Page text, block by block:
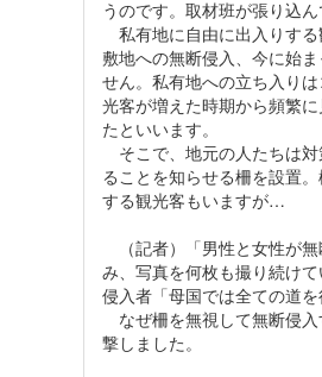
うのです。取材班が張り込
私有地に自由に出入りす
敷地への無断侵入、今に始
せん。私有地への立ち入り
光客が増えた時期から頻繁
たといいます。
そこで、地元の人たちは
ることを知らせる柵を設置
する観光客もいますが…
（記者）「男性と女性が
み、写真を何枚も撮り続けて
侵入者「母国では全ての道を
なぜ柵を無視して無断侵
撃しました。